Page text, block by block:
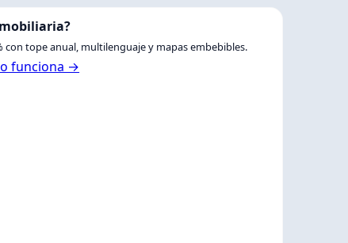
con tope anual, multilenguaje y mapas embebibles.
funciona →